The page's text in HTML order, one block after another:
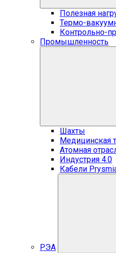
Полезная
Термо-
Контрольно-
Промышленность
Шахты
Медицинская
Атомная
Индустрия 4.0
Кабели
РЭА